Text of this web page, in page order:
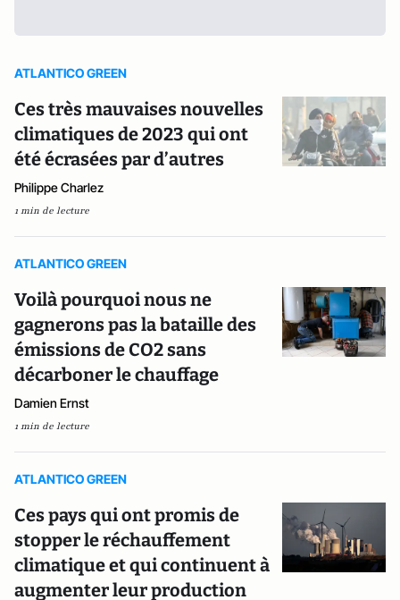
ATLANTICO GREEN
Ces très mauvaises nouvelles
climatiques de 2023 qui ont
été écrasées par d’autres
Philippe Charlez
1 min de lecture
ATLANTICO GREEN
Voilà pourquoi nous ne
gagnerons pas la bataille des
émissions de CO2 sans
décarboner le chauffage
Damien Ernst
1 min de lecture
ATLANTICO GREEN
Ces pays qui ont promis de
stopper le réchauffement
climatique et qui continuent à
augmenter leur production